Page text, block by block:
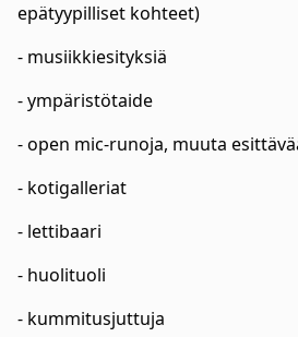
epätyypilliset kohteet)
- musiikkiesityksiä
- ympäristötaide
- open mic-runoja, muuta
- kotigalleriat
- lettibaari
- huolituoli
- kummitusjuttuja